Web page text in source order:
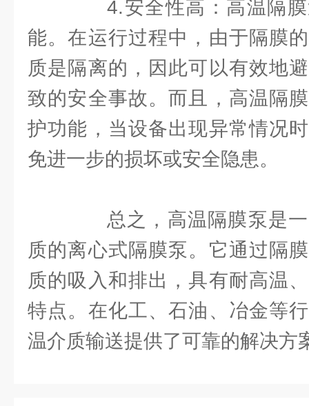
4.安全性高：高温隔膜
能。在运行过程中，由于隔膜
质是隔离的，因此可以有效地
致的安全事故。而且，高温隔
护功能，当设备出现异常情况
免进一步的损坏或安全隐患。
总之，高温隔膜泵是一
质的离心式隔膜泵。它通过隔
质的吸入和排出，具有耐高温
特点。在化工、石油、冶金等
温介质输送提供了可靠的解决方